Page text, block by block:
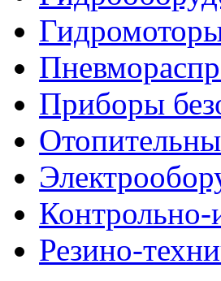
Приборы
Резино-